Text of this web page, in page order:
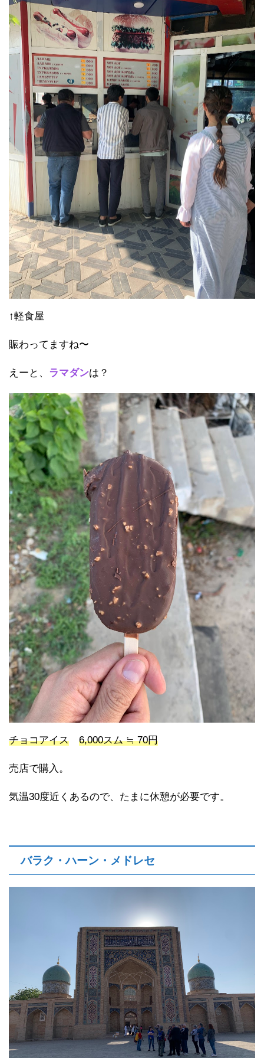
↑軽食屋
賑わってますね〜
えーと、 ラマダンは？
チョコアイス 6,000スム ≒ 70円
売店で購入。
気温30度近くあるので、たまに休憩が必要です。
バラク・ハーン・メドレセ